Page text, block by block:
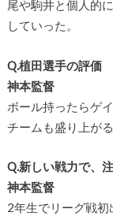
尾や駒井と個人的
していった。
Q.植田選手の評価
神本監督
ボール持ったらゲ
チームも盛り上が
Q.新しい戦力で、
神本監督
2年生でリーグ戦